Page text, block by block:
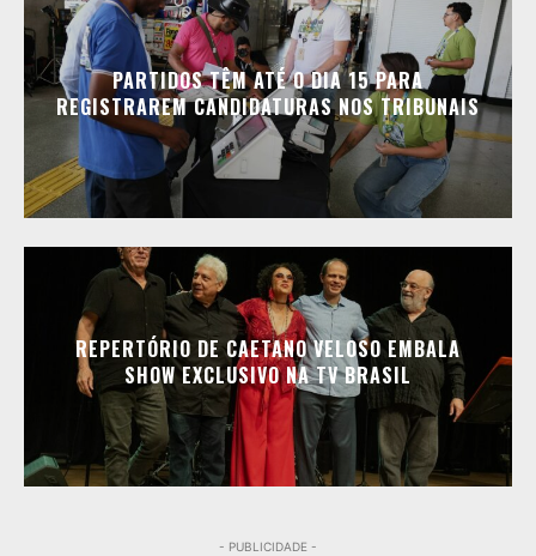
PARTIDOS TÊM ATÉ O DIA 15 PARA
REGISTRAREM CANDIDATURAS NOS TRIBUNAIS
REPERTÓRIO DE CAETANO VELOSO EMBALA
SHOW EXCLUSIVO NA TV BRASIL
- PUBLICIDADE -